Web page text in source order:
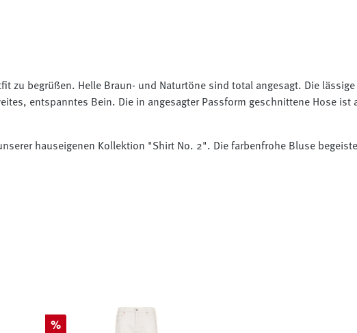
zu begrüßen. Helle Braun- und Naturtöne sind total angesagt. Die lässige
entspanntes Bein. Die in angesagter Passform geschnittene Hose
hauseigenen Kollektion "Shirt No. 2". Die farbenfrohe Bluse
Rabatt
%